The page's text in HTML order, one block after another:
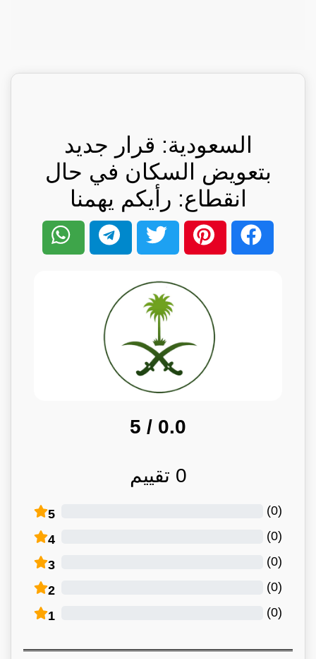
السعودية: قرار جديد
بتعويض السكان في حال
انقطاع: رأيكم يهمنا
0.0
/ 5
0 تقييم
5 (
0
)
4 (
0
)
3 (
0
)
2 (
0
)
1 (
0
)